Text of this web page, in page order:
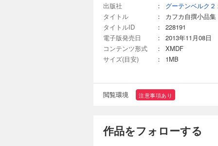
出版社
：
グーテンベルク２
タイトル
：
カフカ自撰小品集
タイトルID
：
228191
電子版発売日
：
2013年11月08日
コンテンツ形式
：
XMDF
サイズ(目安)
： 1MB
閲覧環境 注意事項あり
作品をフォローする